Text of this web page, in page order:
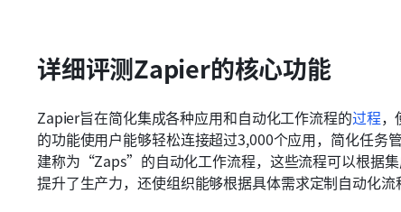
详细评测Zapier的核心功能
Zapier旨在简化集成各种应用和自动化工作流程的过程，
的功能使用户能够轻松连接超过3,000个应用，简化任务
建称为“Zaps”的自动化工作流程，这些流程可以根据
提升了生产力，还使组织能够根据具体需求定制自动化流